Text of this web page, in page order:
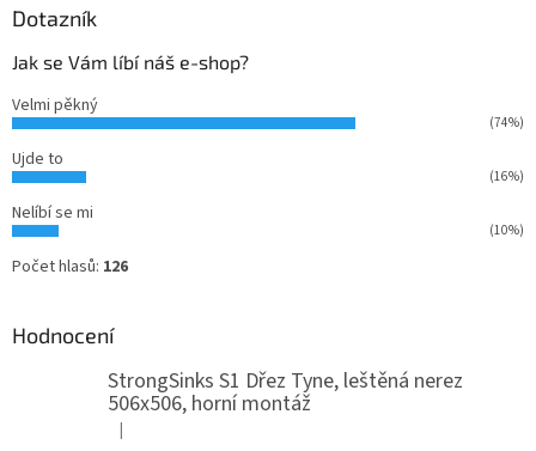
Dotazník
Jak se Vám líbí náš e-shop?
Velmi pěkný
(74%)
Ujde to
(16%)
Nelíbí se mi
(10%)
Počet hlasů: 126
Hodnocení
StrongSinks S1 Dřez Tyne, leštěná nerez
506x506, horní montáž
Hodnocení produktu je 5 z 5 hvězdiček.
|